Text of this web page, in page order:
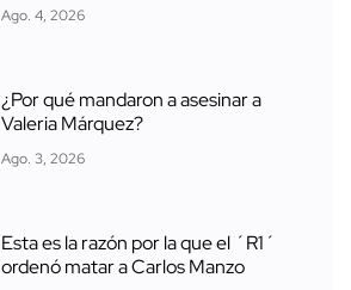
Ago. 4, 2026
¿Por qué mandaron a asesinar a
Valeria Márquez?
Ago. 3, 2026
Esta es la razón por la que el ´R1´
ordenó matar a Carlos Manzo